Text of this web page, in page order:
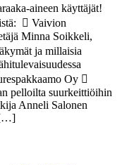
aineen käyttäjät!
 Vaivion
Minna Soikkeli,
ja millaisia
Oy 
pelloilta suurkeittiöihin
Anneli Salonen
[…]